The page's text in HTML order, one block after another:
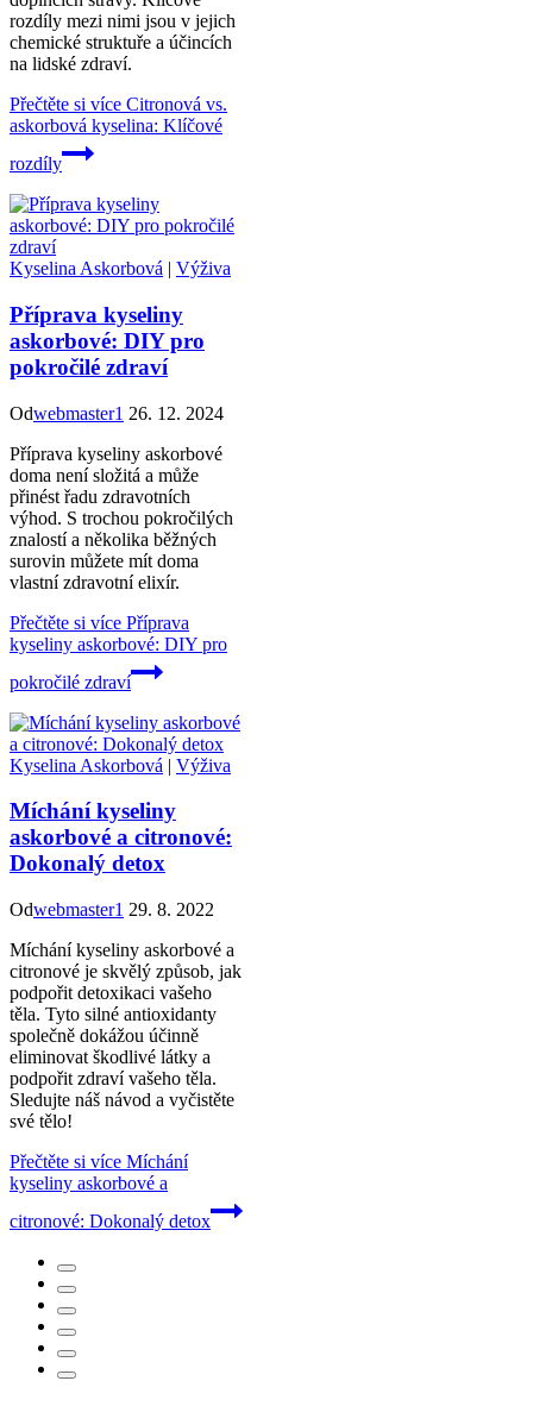
rozdíly mezi nimi jsou v jejich
chemické struktuře a účincích
na lidské zdraví.
Přečtěte si více Citronová vs.
askorbová kyselina: Klíčové
rozdíly
Kyselina Askorbová | Výživa
Příprava kyseliny
askorbové: DIY pro
pokročilé zdraví
Odwebmaster1 26. 12. 2024
Příprava kyseliny askorbové
doma není složitá a může
přinést řadu zdravotních
výhod. S trochou pokročilých
znalostí a několika běžných
surovin můžete mít doma
vlastní zdravotní elixír.
Přečtěte si více Příprava
kyseliny askorbové: DIY pro
pokročilé zdraví
Kyselina Askorbová | Výživa
Míchání kyseliny
askorbové a citronové:
Dokonalý detox
Odwebmaster1 29. 8. 2022
Míchání kyseliny askorbové a
citronové je skvělý způsob, jak
podpořit detoxikaci vašeho
těla. Tyto silné antioxidanty
společně dokážou účinně
eliminovat škodlivé látky a
podpořit zdraví vašeho těla.
Sledujte náš návod a vyčistěte
své tělo!
Přečtěte si více Míchání
kyseliny askorbové a
citronové: Dokonalý detox